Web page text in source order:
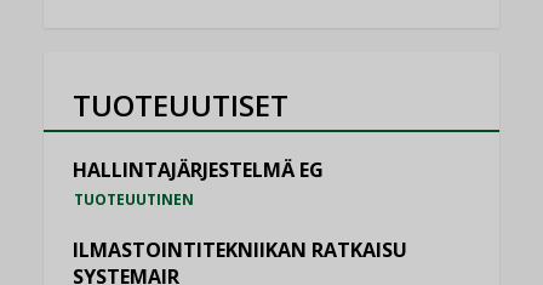
TUOTEUUTISET
HALLINTAJÄRJESTELMÄ EG
TUOTEUUTINEN
ILMASTOINTITEKNIIKAN RATKAISU
SYSTEMAIR